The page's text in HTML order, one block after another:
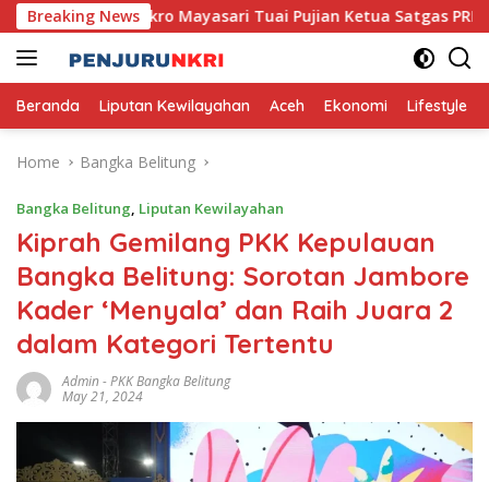
Skip
to
content
Breaking News
Usaha Mikro Mayasari Tuai Pujian Ketua Satgas PRR
Beranda Liputan Kewilayahan Aceh Ekonomi Lifestyle
Home Bangka Belitung
Bangka Belitung, Liputan Kewilayahan
Kiprah Gemilang PKK Kepulauan
Bangka Belitung: Sorotan Jambore
Kader ‘Menyala’ dan Raih Juara 2
dalam Kategori Tertentu
Admin-PKK Bangka Belitung
May 21, 2024